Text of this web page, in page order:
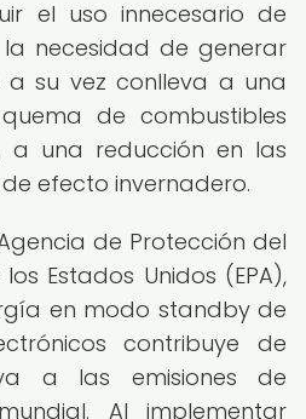
el uso innecesario de
necesidad de generar
su vez conlleva a una
de combustibles
a una reducción en las
efecto invernadero.
de Protección del
Estados Unidos (EPA),
en modo standby de
contribuye de
a las emisiones de
Al implementar